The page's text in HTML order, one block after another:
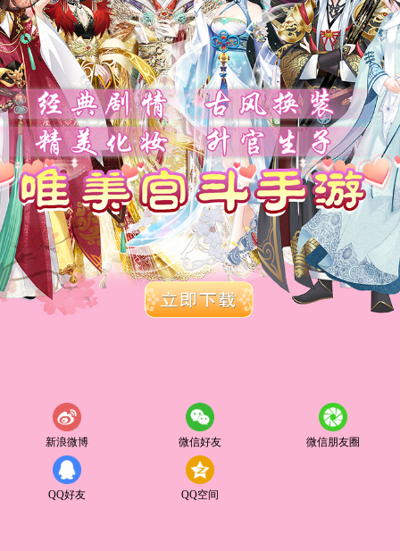
新浪微博 微信好友 微信朋友圈
QQ好友 QQ空间